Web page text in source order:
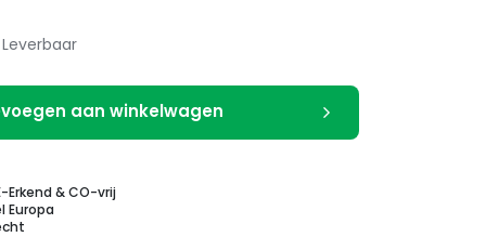
Leverbaar
aan winkelwagen
Erkend & CO-vrij
Europa